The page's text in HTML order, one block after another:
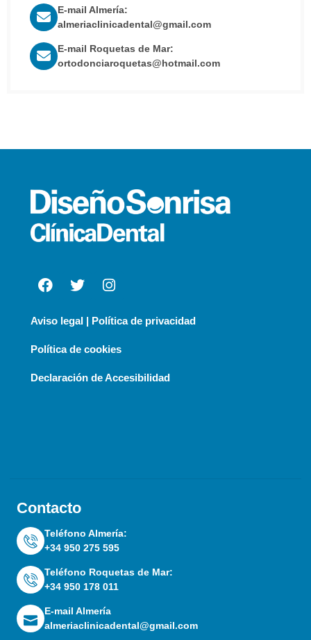
E-mail Almería:
almeriaclinicadental@gmail.com
E-mail Roquetas de Mar:
ortodonciaroquetas@hotmail.com
Contacto
Teléfono Almería:
+34 950 275 595
Teléfono Roquetas de Mar:
+34 950 178 011
E-mail Almería
almeriaclinicadental@gmail.com
Aviso legal | Política de privacidad
Política de cookies
Declaración de Accesibilidad